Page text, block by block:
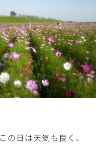
この日は天気も良く、